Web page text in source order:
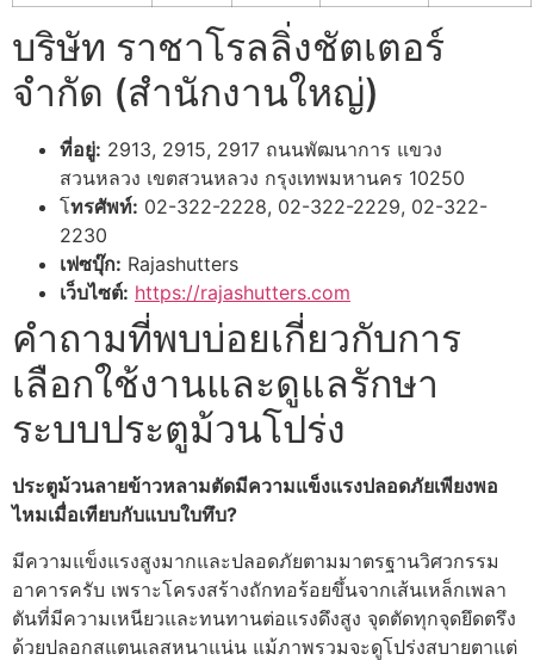
บริษัท ราชาโรลลิ่งชัตเตอร์
จำกัด (สำนักงานใหญ่)
ที่อยู่: 2913, 2915, 2917 ถนนพัฒนาการ แขวง
สวนหลวง เขตสวนหลวง กรุงเทพมหานคร 10250
โทรศัพท์: 02-322-2228, 02-322-2229, 02-322-
2230
เฟซบุ๊ก: Rajashutters
เว็บไซต์: https://rajashutters.com
คำถามที่พบบ่อยเกี่ยวกับการ
เลือกใช้งานและดูแลรักษา
ระบบประตูม้วนโปร่ง
ประตูม้วนลายข้าวหลามตัดมีความแข็งแรงปลอดภัยเพียงพอ
ไหมเมื่อเทียบกับแบบใบทึบ?
มีความแข็งแรงสูงมากและปลอดภัยตามมาตรฐานวิศวกรรม
อาคารครับ เพราะโครงสร้างถักทอร้อยขึ้นจากเส้นเหล็กเพลา
ตันที่มีความเหนียวและทนทานต่อแรงดึงสูง จุดตัดทุกจุดยึดตรึง
ด้วยปลอกสแตนเลสหนาแน่น แม้ภาพรวมจะดูโปร่งสบายตาแต่